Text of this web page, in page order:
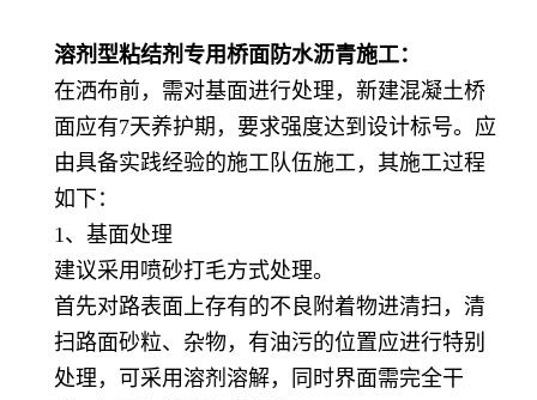
溶剂型粘结剂专用桥面防水沥青施工：
在洒布前，需对基面进行处理，新建混凝土桥
面应有7天养护期，要求强度达到设计标号。应
由具备实践经验的施工队伍施工，其施工过程
如下：
1、基面处理
建议采用喷砂打毛方式处理。
首先对路表面上存有的不良附着物进清扫，清
扫路面砂粒、杂物，有油污的位置应进行特别
处理，可采用溶剂溶解，同时界面需完全干